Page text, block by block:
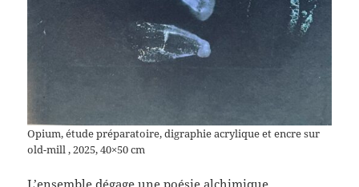
Opium, étude préparatoire, digraphie acrylique et encre sur
old-mill , 2025, 40×50 cm
L’ensemble dégage une poésie alchimique